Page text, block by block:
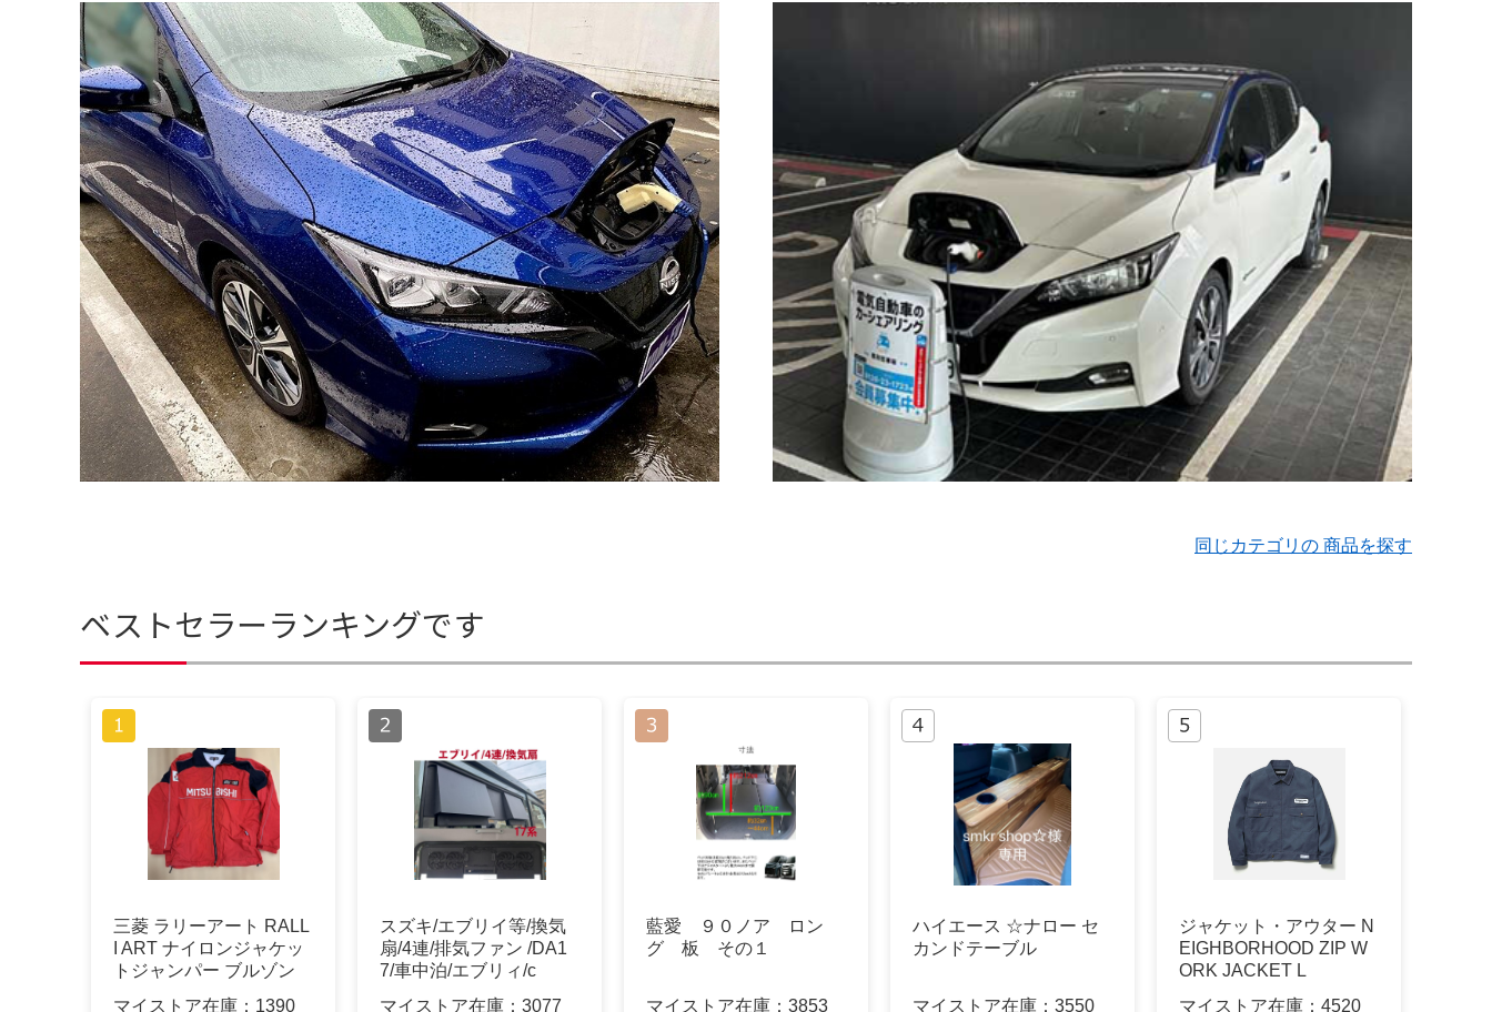
同じカテゴリの 商品を探す
ベストセラーランキングです
三菱 ラリーアート RALL
I ART ナイロンジャケッ
トジャンパー ブルゾン
マイストア在庫： 1390
スズキ/エブリイ等/換気
扇/4連/排気ファン /DA1
7/車中泊/エブリィ/c
マイストア在庫： 3077
藍愛 ９０ノア ロン
グ 板 その１
マイストア在庫： 3853
ハイエース ☆ナロー セ
カンドテーブル
マイストア在庫： 3550
ジャケット・アウター N
EIGHBORHOOD ZIP W
ORK JACKET L
マイストア在庫： 4520